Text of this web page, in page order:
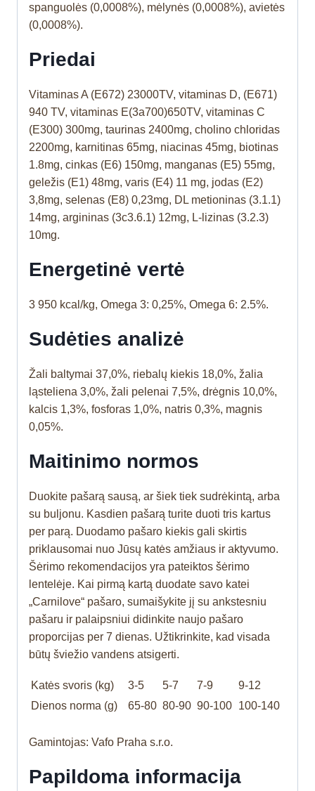
spanguolės (0,0008%), mėlynės (0,0008%), avietės
(0,0008%).
Priedai
Vitaminas A (E672) 23000TV, vitaminas D, (E671)
940 TV, vitaminas E(3a700)650TV, vitaminas C
(E300) 300mg, taurinas 2400mg, cholino chloridas
2200mg, karnitinas 65mg, niacinas 45mg, biotinas
1.8mg, cinkas (E6) 150mg, manganas (E5) 55mg,
geležis (E1) 48mg, varis (E4) 11 mg, jodas (E2)
3,8mg, selenas (E8) 0,23mg, DL metioninas (3.1.1)
14mg, argininas (3c3.6.1) 12mg, L-lizinas (3.2.3)
10mg.
Energetinė vertė
3 950 kcal/kg, Omega 3: 0,25%, Omega 6: 2.5%.
Sudėties analizė
Žali baltymai 37,0%, riebalų kiekis 18,0%, žalia
ląsteliena 3,0%, žali pelenai 7,5%, drėgnis 10,0%,
kalcis 1,3%, fosforas 1,0%, natris 0,3%, magnis
0,05%.
Maitinimo normos
Duokite pašarą sausą, ar šiek tiek sudrėkintą, arba
su buljonu. Kasdien pašarą turite duoti tris kartus
per parą. Duodamo pašaro kiekis gali skirtis
priklausomai nuo Jūsų katės amžiaus ir aktyvumo.
Šėrimo rekomendacijos yra pateiktos šėrimo
lentelėje. Kai pirmą kartą duodate savo katei
„Carnilove“ pašaro, sumaišykite jį su ankstesniu
pašaru ir palaipsniui didinkite naujo pašaro
proporcijas per 7 dienas. Užtikrinkite, kad visada
būtų šviežio vandens atsigerti.
Katės svoris (kg) 3-5 5-7 7-9
9-12
Dienos norma (g)
65-80 80-90 90-100 100-140
Gamintojas: Vafo Praha s.r.o.
Papildoma informacija